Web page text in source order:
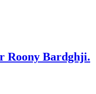
Roony Bardghji.